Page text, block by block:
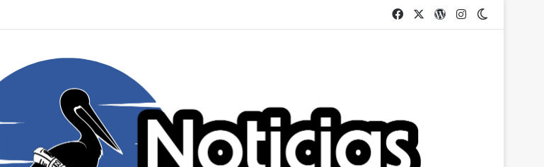
Facebook WordPress
Instagram